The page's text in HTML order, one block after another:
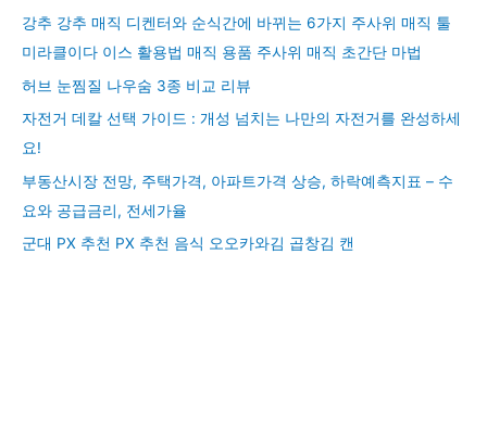
강추 강추 매직 디켄터와 순식간에 바뀌는 6가지 주사위 매직 툴
미라클이다 이스 활용법 매직 용품 주사위 매직 초간단 마법
허브 눈찜질 나우숨 3종 비교 리뷰
자전거 데칼 선택 가이드 : 개성 넘치는 나만의 자전거를 완성하세
요!
부동산시장 전망, 주택가격, 아파트가격 상승, 하락예측지표 – 수
요와 공급금리, 전세가율
군대 PX 추천 PX 추천 음식 오오카와김 곱창김 캔